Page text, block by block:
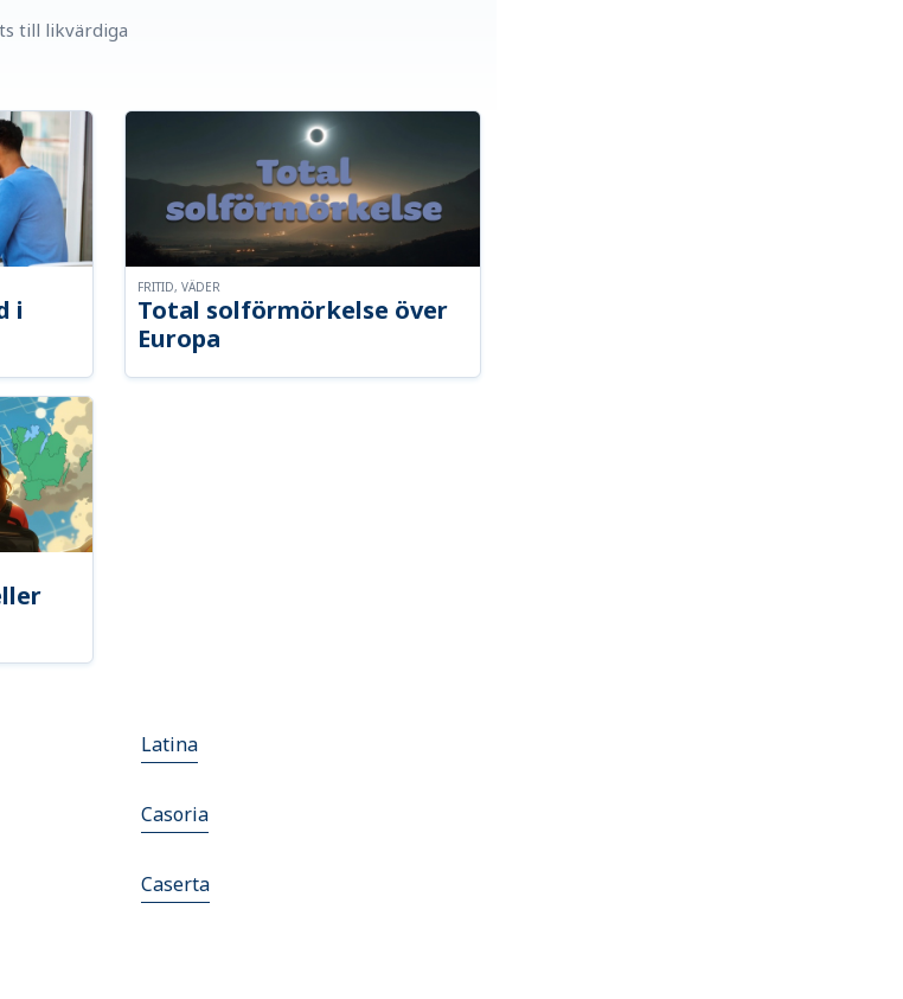
till likvärdiga
i
Total solförmörkelse över
Europa
FRITID, VÄDER
Latina
Casoria
Caserta